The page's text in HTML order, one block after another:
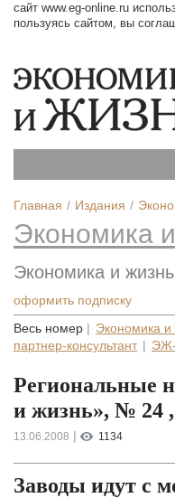
сайт www.eg-online.ru
пользуясь сайтом, вы
Главная Издания
Экономика
Экономика и жизнь
оформить подписку
Весь номер Экономика и
партнер-консультант
ЭЖ-
Региональные
и жизнь», № 24 ,
13.06.2008 | 1134
Заводы идут с